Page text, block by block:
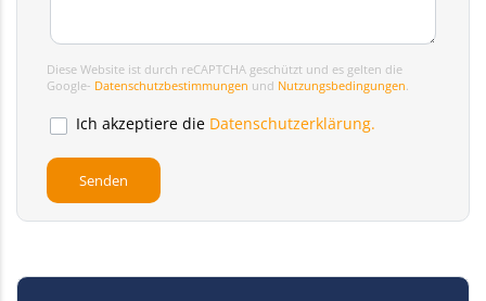
Diese Website ist durch reCAPTCHA geschützt und es gelten die
Google- Datenschutzbestimmungen und Nutzungsbedingungen.
Ich akzeptiere die Datenschutzerklärung.